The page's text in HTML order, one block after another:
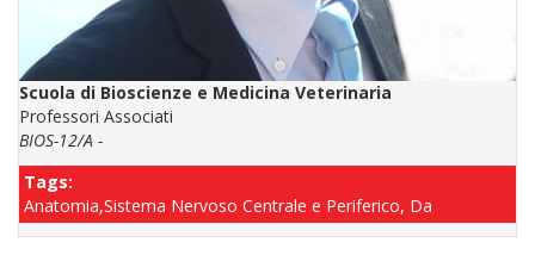
Scuola di Bioscienze e Medicina Veterinaria
Professori Associati
BIOS-12/A -
Tags:
Anatomia,Sistema Nervoso Centrale e Periferico, Da